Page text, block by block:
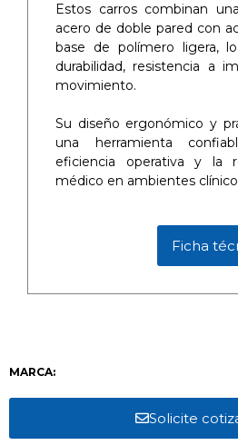
Estos carros combinan
acero de doble pared con
base de polímero ligera,
durabilidad, resistencia a
movimiento.
Su diseño ergonómico y
una herramienta
eficiencia operativa y la
médico en ambientes
Ficha
MARCA:
Solicite